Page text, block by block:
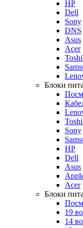
HP
Dell
Sony
DNS
Asus
Acer
Блоки
Sony
HP
Dell
Asus
Acer
Блоки
19
14